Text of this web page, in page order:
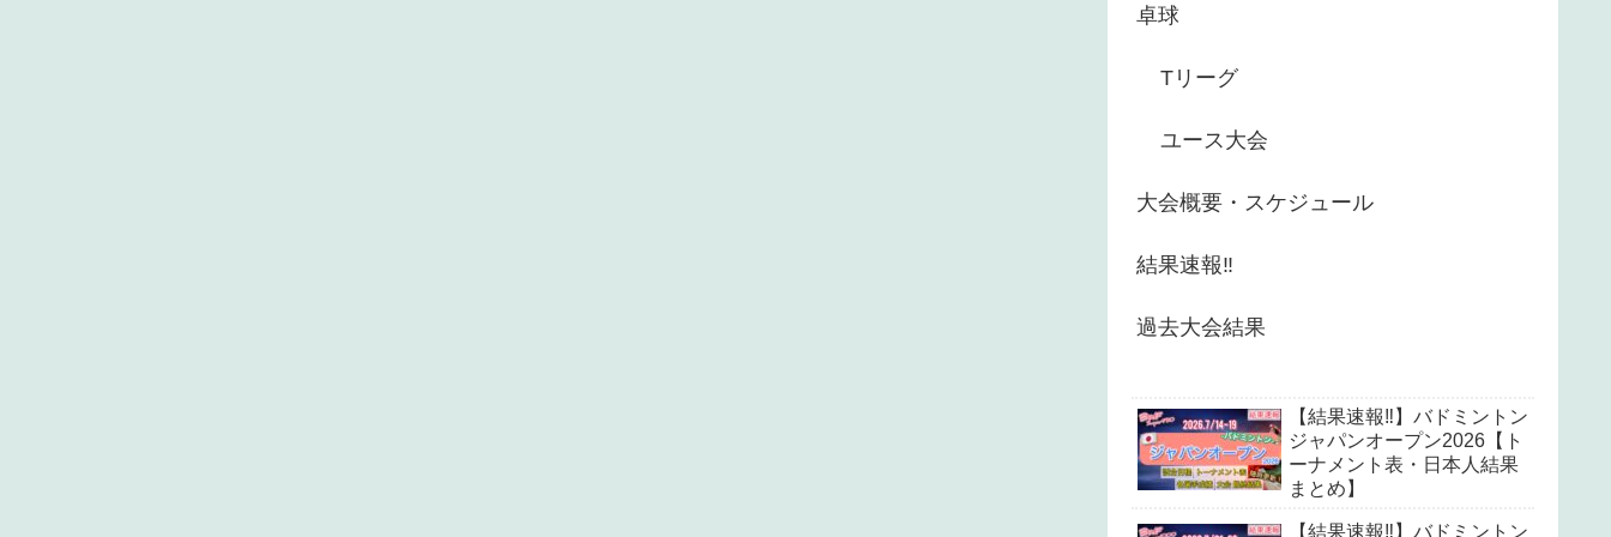
卓球
Tリーグ
ユース大会
大会概要・スケジュール
結果速報‼︎
過去大会結果
【結果速報‼︎】バドミントン
ジャパンオープン2026【ト
ーナメント表・日本人結果
まとめ】
【結果速報‼︎】バドミントン